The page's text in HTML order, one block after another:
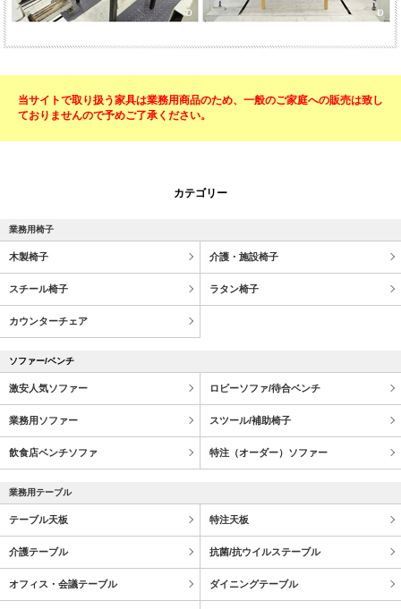
当サイトで取り扱う家具は業務用商品のため、一般のご家庭への販売は致し
ておりませんので予めご了承ください。
カテゴリー
業務用椅子
木製椅子 介護・施設椅子
スチール椅子 ラタン椅子
カウンターチェア
ソファー/ベンチ
激安人気ソファー ロビーソファ/待合ベンチ
業務用ソファー スツール/補助椅子
飲食店ベンチソファ 特注（オーダー）ソファー
業務用テーブル
テーブル天板 特注天板
介護テーブル 抗菌/抗ウイルステーブル
オフィス・会議テーブル ダイニングテーブル